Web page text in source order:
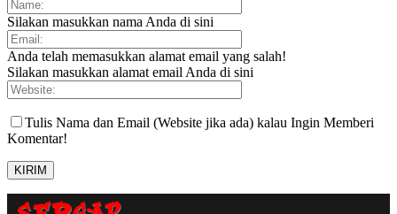
Silakan masukkan nama Anda di sini
Anda telah memasukkan alamat email yang salah!
Silakan masukkan alamat email Anda di sini
Tulis Nama dan Email (Website jika ada) kalau Ingin Memberi
Komentar!